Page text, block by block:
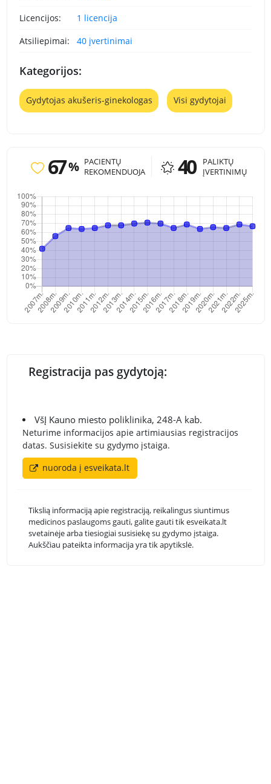
Licencijos:
1 licencija
Atsiliepimai:
40 įvertinimai
Kategorijos:
Gydytojas akušeris-ginekologas Visi gydytojai
67 % PACIENTŲ
REKOMENDUOJA
40
PALIKTŲ
ĮVERTINIMŲ
Registracija pas gydytoją:
VšĮ Kauno miesto poliklinika, 248-A kab.
Neturime informacijos apie artimiausias registracijos
datas. Susisiekite su gydymo įstaiga.
nuoroda į esveikata.lt
Tikslią informaciją apie registraciją, reikalingus siuntimus
medicinos paslaugoms gauti, galite gauti tik esveikata.lt
svetainėje arba tiesiogiai susisiekę su gydymo įstaiga.
Aukščiau pateikta informacija yra tik apytikslė.